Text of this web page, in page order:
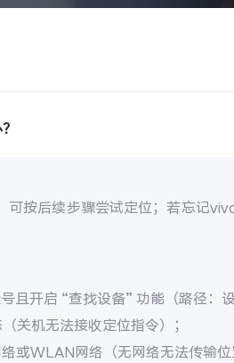
可按后续步骤尝试定位；若忘记
且开启 “查找设备” 功能（路径：
关机无法接收定位指令）；
或WLAN网络（无网络无法传输位